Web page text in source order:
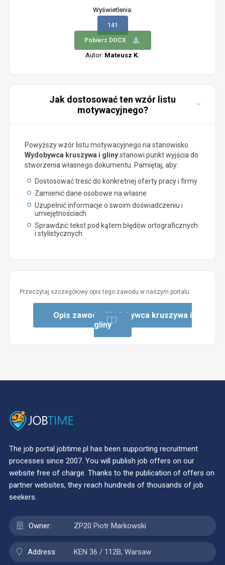
Wyświetlenia:
141
Pobierz DOCX
Autor: Mateusz K.
Jak dostosować ten wzór listu
motywacyjnego?
Powyższy wzór listu motywacyjnego na stanowisko
Wydobywca kruszywa i glinystanowi punkt wyjścia do
stworzenia własnego dokumentu. Pamiętaj, aby:
Dostosować treść do konkretnej oferty pracy i firmy
Zamienić dane osobowe na własne
Uzupełnić informacje o swoim doświadczeniu i
umiejętnościach
Sprawdzić tekst pod kątem błędów ortograficznych
i stylistycznych
Przeczytaj szczegółowy opis tego zawodu w naszym portalu:
Opis zawodu: Wydobywca kruszywa i
gliny
The job portal jobtime.pl has been supporting recruitment
processes since 2007. You will publish job offers on our
website free of charge. Thanks to the publication of offers on
partner websites, they reach hundreds of thousands of job
seekers.
Owner: ZP20 Piotr Markowski
Address: KEN 36 / 112B, Warsaw